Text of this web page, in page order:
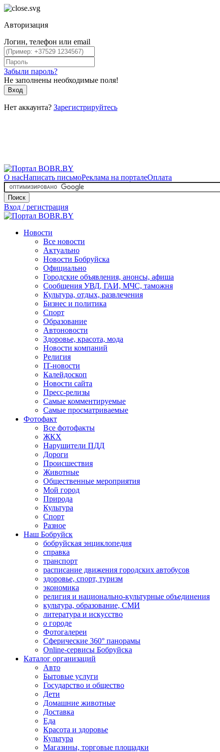
Авторизация
Логин, телефон или email
Забыли пароль?
Не заполнены необходимые поля!
Вход
Нет аккаунта? Зарегистрируйтесь
О насНаписать письмоРеклама на порталеОплата
Поиск
Вход / регистрация
Новости
Все новости
Актуально
Новости Бобруйска
Официально
Городские объявления, анонсы, афиша
Сообщения УВД, ГАИ, МЧС, таможня
Культура, отдых, развлечения
Бизнес и политика
Спорт
Образование
Автоновости
Здоровье, красота, мода
Новости компаний
Религия
IT-новости
Калейдоскоп
Новости сайта
Пресс-релизы
Самые комментируемые
Самые просматриваемые
Фотофакт
Все фотофакты
ЖКХ
Нарушители ПДД
Дороги
Происшествия
Животные
Общественные мероприятия
Мой город
Природа
Культура
Спорт
Разное
Наш Бобруйск
бобруйская энциклопедия
справка
транспорт
расписание движения городских автобусов
здоровье, спорт, туризм
экономика
религия и национально-культурные объединения
культура, образование, СМИ
литература и искусство
о городе
Фотогалереи
Сферические 360° панорамы
Online-сервисы Бобруйска
Каталог организаций
Авто
Бытовые услуги
Государство и общество
Дети
Домашние животные
Доставка
Еда
Красота и здоровье
Культура
Магазины, торговые площадки